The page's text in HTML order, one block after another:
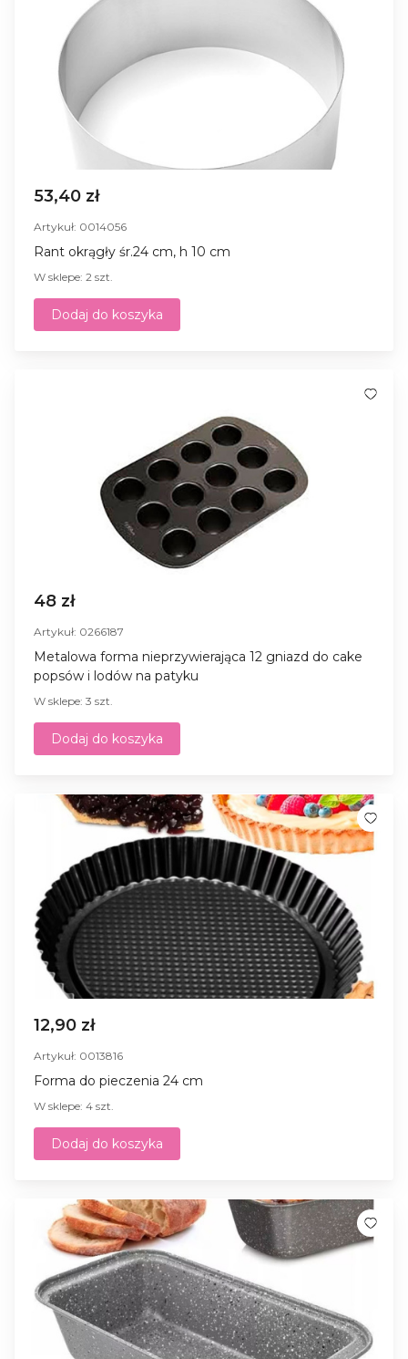
53,40 zł
Artykuł: 0014056
Rant okrągły śr.24 cm, h 10 cm
W sklepe: 2 szt.
Dodaj do koszyka
48 zł
Artykuł: 0266187
Metalowa forma nieprzywierająca 12 gniazd do cake
popsów i lodów na patyku
W sklepe: 3 szt.
Dodaj do koszyka
12,90 zł
Artykuł: 0013816
Forma do pieczenia 24 cm
W sklepe: 4 szt.
Dodaj do koszyka